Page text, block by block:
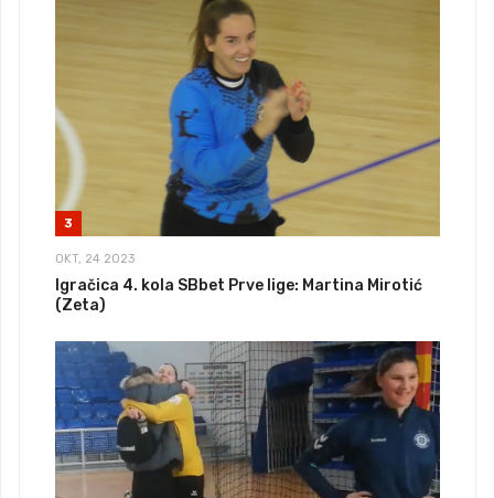
3
OKT, 24 2023
Igračica 4. kola SBbet Prve lige: Martina Mirotić
(Zeta)